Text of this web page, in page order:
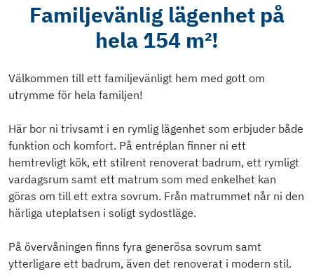
Familjevänlig lägenhet på
hela 154 m²!
Välkommen till ett familjevänligt hem med gott om
utrymme för hela familjen!
Här bor ni trivsamt i en rymlig lägenhet som erbjuder både
funktion och komfort. På entréplan finner ni ett
hemtrevligt kök, ett stilrent renoverat badrum, ett rymligt
vardagsrum samt ett matrum som med enkelhet kan
göras om till ett extra sovrum. Från matrummet når ni den
härliga uteplatsen i soligt sydostläge.
På övervåningen finns fyra generösa sovrum samt
ytterligare ett badrum, även det renoverat i modern stil.